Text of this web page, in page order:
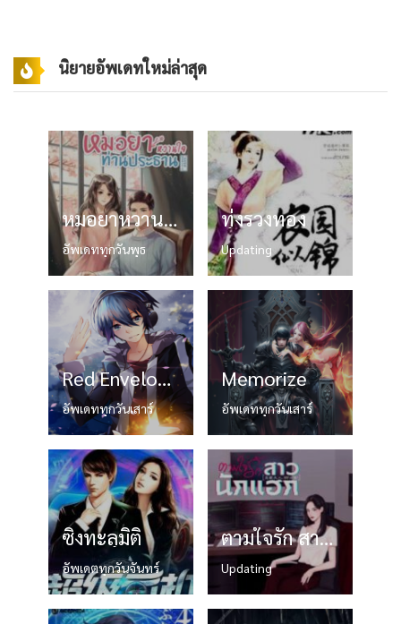
นิยายอัพเดทใหม่ล่าสุด
หมอยาหวานใจท่านประธาน
อัพเดททุกวันพุธ
ทุ่งรวงทอง
Updating
Red Envelope อั่งเปาทะลุโลก
อัพเดททุกวันเสาร์
Memorize
อัพเดททุกวันเสาร์
ซิ่งทะลุมิติ
อัพเดตทุกวันจันทร์
ตามใจรัก สาวนักแฮก
Updating